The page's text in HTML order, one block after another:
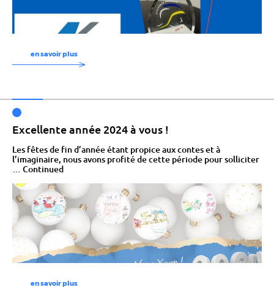
en savoir plus
Excellente année 2024 à vous !
Les fêtes de fin d’année étant propice aux contes et à
l’imaginaire, nous avons profité de cette période pour solliciter
Continued
en savoir plus